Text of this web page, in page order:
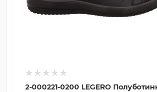
2-000221-0200 LEGERO